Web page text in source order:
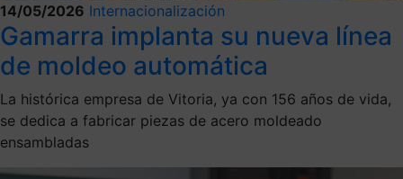
14/05/2026 Internacionalización
Gamarra implanta su nueva línea
de moldeo automática
La histórica empresa de Vitoria, ya con 156 años de vida,
se dedica a fabricar piezas de acero moldeado
ensambladas